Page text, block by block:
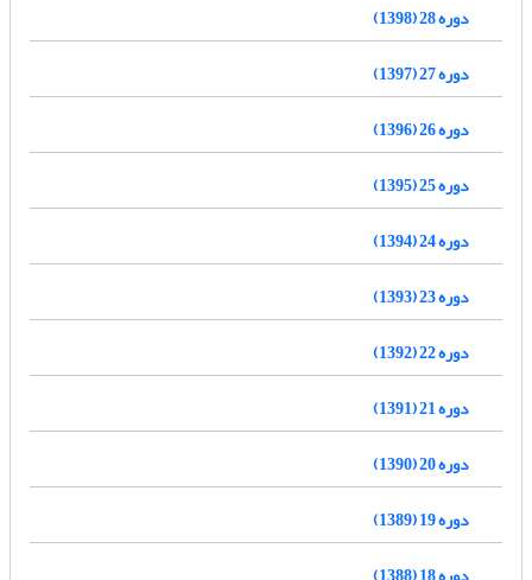
دوره 28 (1398)
دوره 27 (1397)
دوره 26 (1396)
دوره 25 (1395)
دوره 24 (1394)
دوره 23 (1393)
دوره 22 (1392)
دوره 21 (1391)
دوره 20 (1390)
دوره 19 (1389)